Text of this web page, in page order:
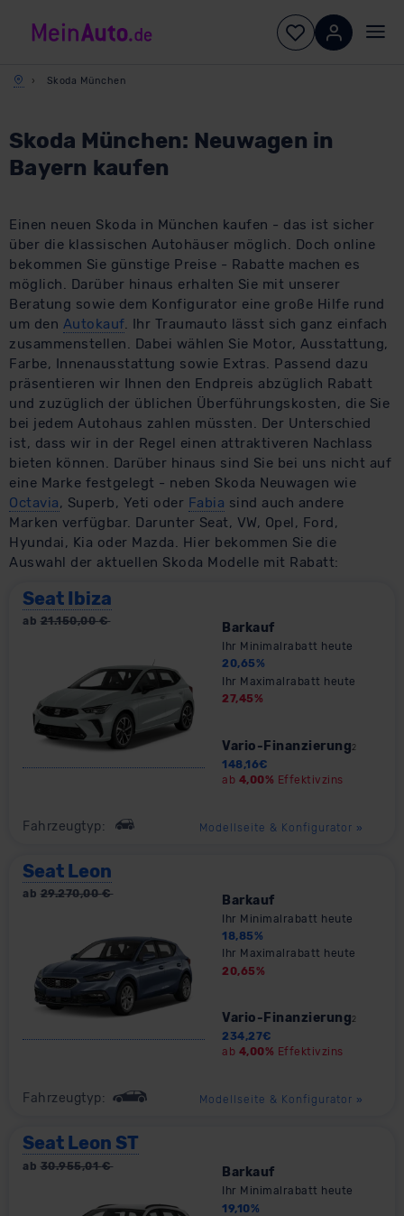
Skoda München
Skoda München: Neuwagen in
Bayern kaufen
Einen neuen Skoda in München kaufen - das ist sicher
über die klassischen Autohäuser möglich. Doch online
bekommen Sie günstige Preise - Rabatte machen es
möglich. Darüber hinaus erhalten Sie mit unserer
Beratung sowie dem Konfigurator eine große Hilfe rund
um den Autokauf. Ihr Traumauto lässt sich ganz einfach
zusammenstellen. Dabei wählen Sie Motor, Ausstattung,
Farbe, Innenausstattung sowie Extras. Passend dazu
präsentieren wir Ihnen den Endpreis abzüglich Rabatt
und zuzüglich der üblichen Überführungskosten, die Sie
bei jedem Autohaus zahlen müssten. Der Unterschied
ist, dass wir in der Regel einen attraktiveren Nachlass
bieten können. Darüber hinaus sind Sie bei uns nicht auf
eine Marke festgelegt - neben Skoda Neuwagen wie
Octavia, Superb, Yeti oder Fabia sind auch andere
Marken verfügbar. Darunter Seat, VW, Opel, Ford,
Hyundai, Kia oder Mazda. Hier bekommen Sie die
Auswahl der aktuellen Skoda Modelle mit Rabatt:
Seat Ibiza
ab 21.150,00€ Barkauf
Ihr Minimalrabatt heute
20,65%
Ihr Maximalrabatt heute
27,45%
Vario-Finanzierung 2
148,16€
ab 4,00% Effektivzins
Fahrzeugtyp: Modellseite & Konfigurator »
Seat Leon
ab 29.270,00€ Barkauf
Ihr Minimalrabatt heute
18,85%
Ihr Maximalrabatt heute
20,65%
Vario-Finanzierung2
234,27€
ab 4,00% Effektivzins
Fahrzeugtyp: Modellseite & Konfigurator »
Seat Leon ST
ab 30.955,01€ Barkauf
Ihr Minimalrabatt heute
19,10%